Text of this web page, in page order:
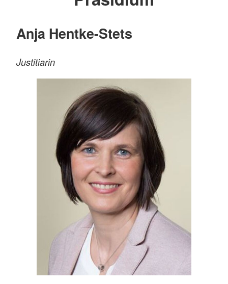
Anja Hentke-Stets
Justitiarin